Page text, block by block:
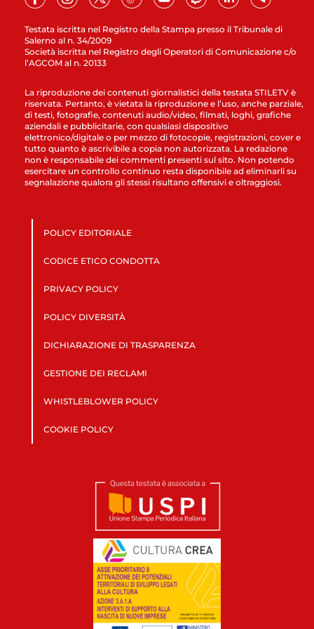
Testata iscritta nel Registro della Stampa presso il Tribunale di
Salerno al n. 34/2009
Società iscritta nel Registro degli Operatori di Comunicazione c/o
l’AGCOM al n. 20133
La riproduzione dei contenuti giornalistici della testata STILETV è
riservata. Pertanto, è vietata la riproduzione e l’uso, anche parziale,
di testi, fotografie, contenuti audio/video, filmati, loghi, grafiche
aziendali e pubblicitarie, con qualsiasi dispositivo
elettronico/digitale o per mezzo di fotocopie, registrazioni, cover e
tutto quanto è ascrivibile a copia non autorizzata. La redazione
non è responsabile dei commenti presenti sul sito. Non potendo
esercitare un controllo continuo resta disponibile ad eliminarli su
segnalazione qualora gli stessi risultano offensivi e oltraggiosi.
POLICY EDITORIALE
CODICE ETICO CONDOTTA
PRIVACY POLICY
POLICY DIVERSITÀ
DICHIARAZIONE DI TRASPARENZA
GESTIONE DEI RECLAMI
WHISTLEBLOWER POLICY
COOKIE POLICY